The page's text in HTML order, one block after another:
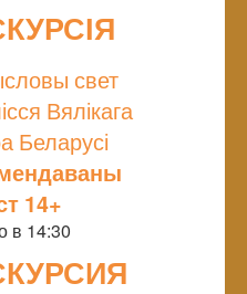
свет
Вялікага
Беларусі
14+
в 14:30